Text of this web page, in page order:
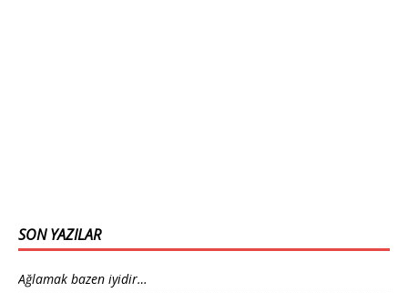
SON YAZILAR
Ağlamak bazen iyidir…